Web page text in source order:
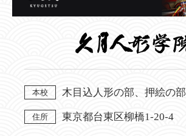
本校 木目込人形の部、押絵の部
住所 東京都台東区柳橋1-20-4